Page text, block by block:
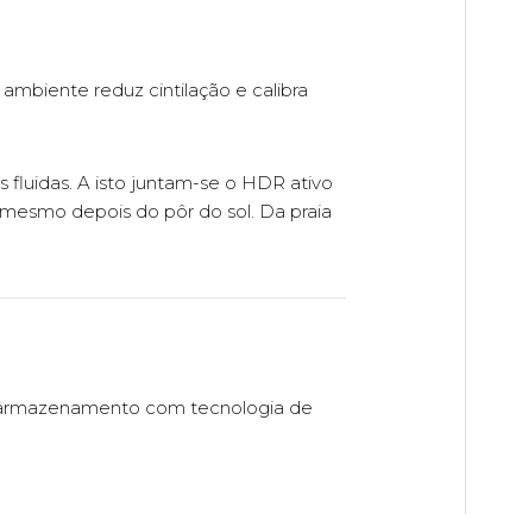
reduz cintilação e calibra
A isto juntam-se o HDR ativo
depois do pôr do sol. Da praia
com tecnologia de